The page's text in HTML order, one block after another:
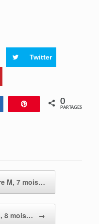
Twitter
Partagez Enregistrer
0
PARTAGES
M, 7 mois…
8 mois… →